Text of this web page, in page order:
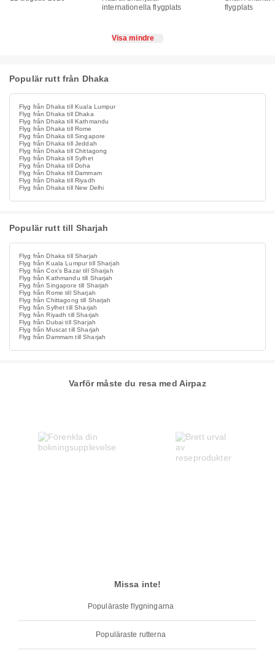
internationella flygplats
flygplats
Visa mindre
Populär rutt från Dhaka
Flyg från Dhaka till Kuala Lumpur
Flyg från Dhaka till Dhaka
Flyg från Dhaka till Kathmandu
Flyg från Dhaka till Rome
Flyg från Dhaka till Singapore
Flyg från Dhaka till Jeddah
Flyg från Dhaka till Chittagong
Flyg från Dhaka till Sylhet
Flyg från Dhaka till Doha
Flyg från Dhaka till Dammam
Flyg från Dhaka till Riyadh
Flyg från Dhaka till New Delhi
Populär rutt till Sharjah
Flyg från Dhaka till Sharjah
Flyg från Kuala Lumpur till Sharjah
Flyg från Cox's Bazar till Sharjah
Flyg från Kathmandu till Sharjah
Flyg från Singapore till Sharjah
Flyg från Rome till Sharjah
Flyg från Chittagong till Sharjah
Flyg från Sylhet till Sharjah
Flyg från Riyadh till Sharjah
Flyg från Dubai till Sharjah
Flyg från Muscat till Sharjah
Flyg från Dammam till Sharjah
Varför måste du resa med Airpaz
Missa inte!
Populäraste flygningarna
Populäraste rutterna